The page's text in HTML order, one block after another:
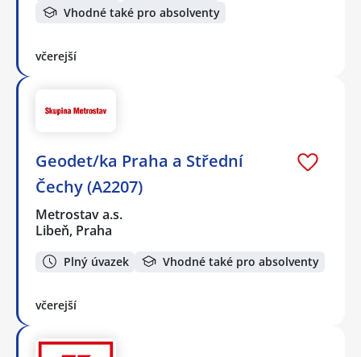
Vhodné také pro absolventy
včerejší
Geodet/ka Praha a Střední
Čechy (A2207)
Metrostav a.s.
Libeň, Praha
Plný úvazek Vhodné také pro absolventy
včerejší